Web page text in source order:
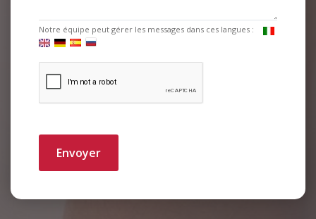
Notre équipe peut gérer les messages dans ces langues :
Envoyer